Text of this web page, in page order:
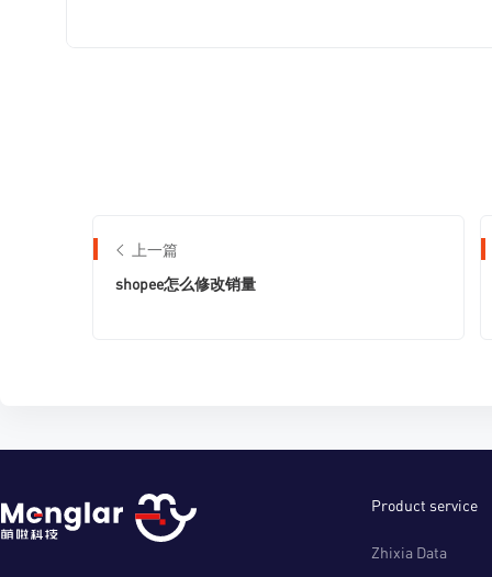
上一篇
shopee怎么修改销量
Product service
Zhixia Data